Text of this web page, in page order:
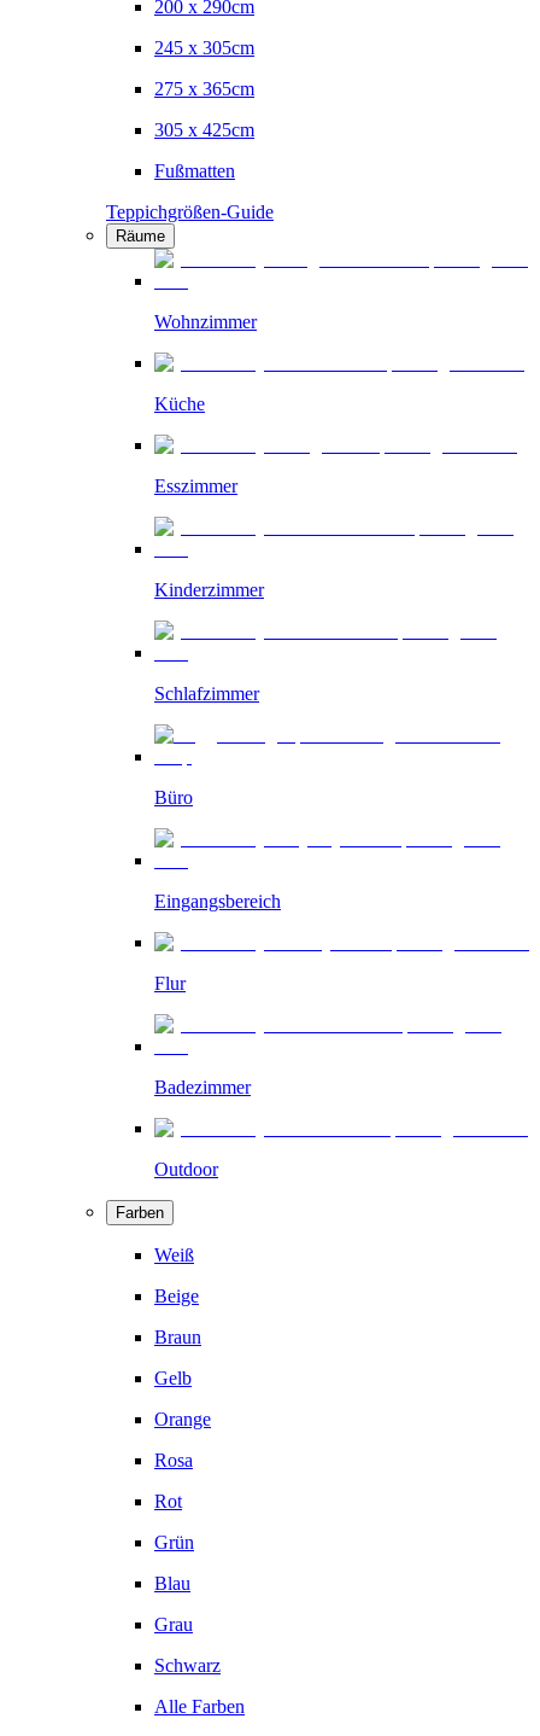
200 x 290cm
245 x 305cm
275 x 365cm
305 x 425cm
Fußmatten
Teppichgrößen-Guide
Räume
Wohnzimmer
Küche
Esszimmer
Kinderzimmer
Schlafzimmer
Büro
Eingangsbereich
Flur
Badezimmer
Outdoor
Farben
Weiß
Beige
Braun
Gelb
Orange
Rosa
Rot
Grün
Blau
Grau
Schwarz
Alle Farben